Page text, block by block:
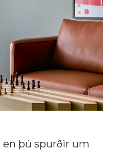
en þú spurðir um